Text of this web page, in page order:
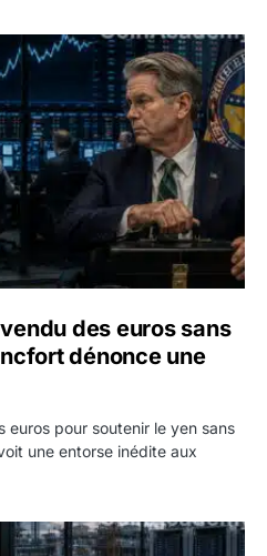
des euros sans prévenir la
des euros sans
dénonce une
euros pour soutenir le yen sans
une entorse inédite aux
de 11 milliards de